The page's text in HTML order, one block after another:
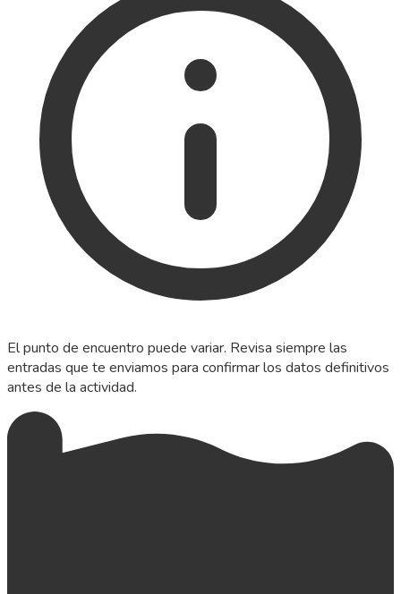
El punto de encuentro puede variar. Revisa siempre las
entradas que te enviamos para confirmar los datos definitivos
antes de la actividad.